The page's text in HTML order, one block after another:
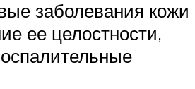
заболевания кожи
ее целостности,